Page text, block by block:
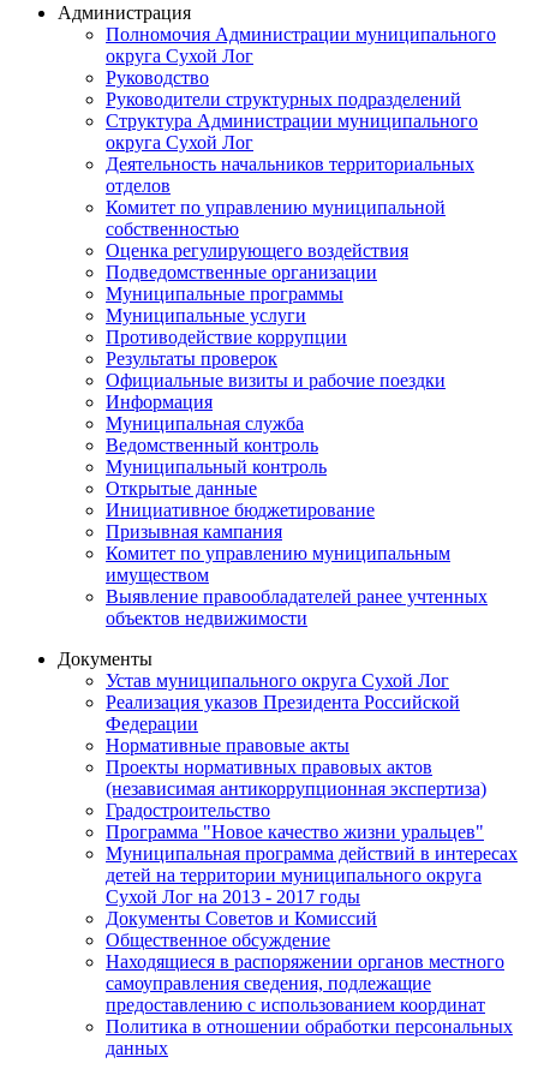
Администрация
Полномочия Администрации муниципального
округа Сухой Лог
Руководство
Руководители структурных подразделений
Структура Администрации муниципального
округа Сухой Лог
Деятельность начальников территориальных
отделов
Комитет по управлению муниципальной
собственностью
Оценка регулирующего воздействия
Подведомственные организации
Муниципальные программы
Муниципальные услуги
Противодействие коррупции
Результаты проверок
Официальные визиты и рабочие поездки
Информация
Муниципальная служба
Ведомственный контроль
Муниципальный контроль
Открытые данные
Инициативное бюджетирование
Призывная кампания
Комитет по управлению муниципальным
имуществом
Выявление правообладателей ранее учтенных
объектов недвижимости
Документы
Устав муниципального округа Сухой Лог
Реализация указов Президента Российской
Федерации
Нормативные правовые акты
Проекты нормативных правовых актов
(независимая антикоррупционная экспертиза)
Градостроительство
Программа "Новое качество жизни уральцев"
Муниципальная программа действий в интересах
детей на территории муниципального округа
Сухой Лог на 2013 - 2017 годы
Документы Советов и Комиссий
Общественное обсуждение
Находящиеся в распоряжении органов местного
самоуправления сведения, подлежащие
предоставлению с использованием координат
Политика в отношении обработки персональных
данных